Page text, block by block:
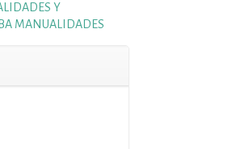
Y
MANUALIDADES